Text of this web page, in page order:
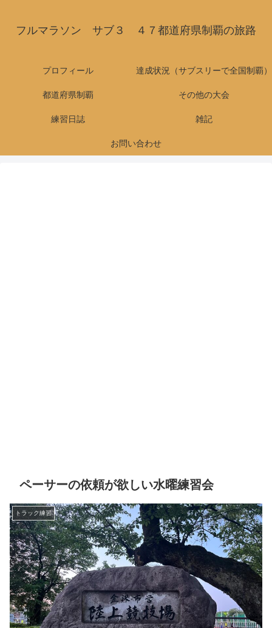
フルマラソン サブ３ ４７都道府県制覇の旅路
プロフィール 達成状況（サブスリーで全国制覇）
都道府県制覇 その他の大会
練習日誌 雑記
お問い合わせ
ペーサーの依頼が欲しい水曜練習会
トラック練習